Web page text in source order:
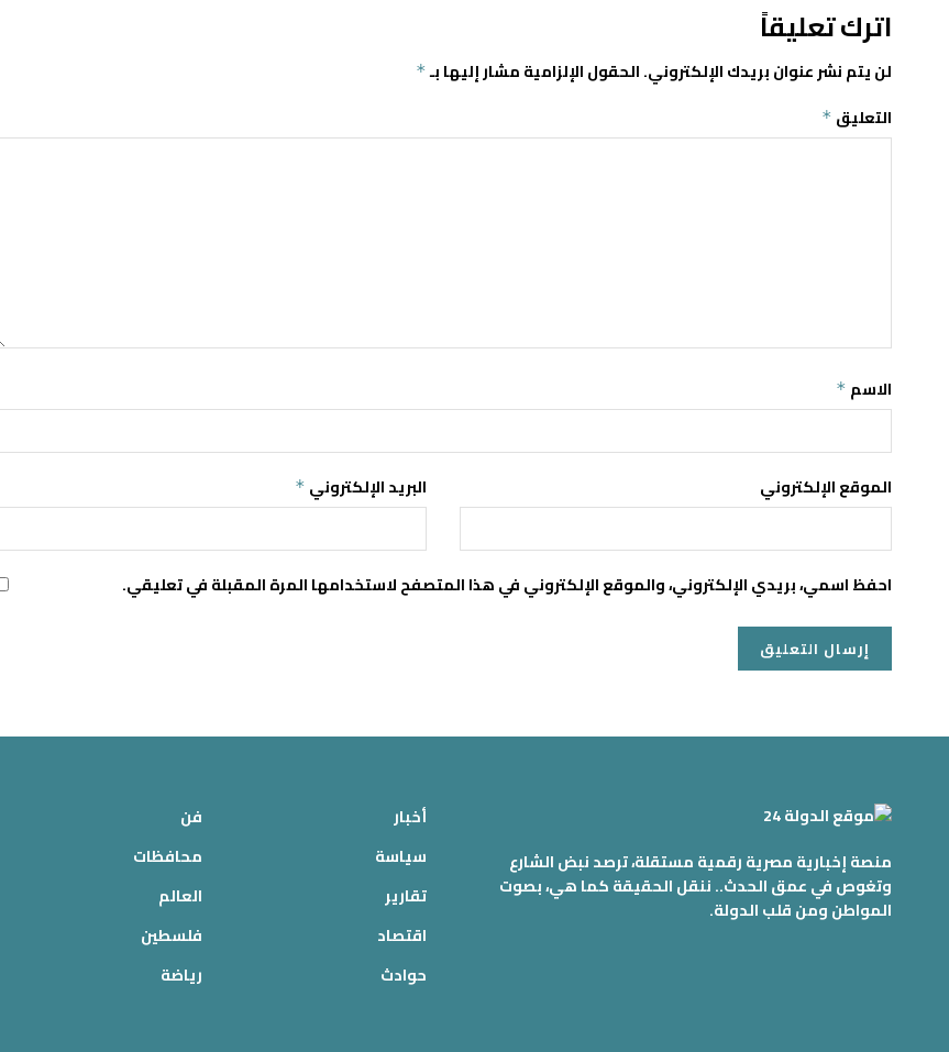
اترك تعليقاً
لن يتم نشر عنوان بريدك الإلكتروني.الحقول الإلزامية مشار إليها بـ *
التعليق *
الاسم *
البريد الإلكتروني * الموقع الإلكتروني
احفظ اسمي، بريدي الإلكتروني، والموقع الإلكتروني في هذا المتصفح لاستخدامها المرة المقبلة في تعليقي.
منصة إخبارية مصرية رقمية مستقلة، ترصد نبض الشارع
وتغوص في عمق الحدث.. ننقل الحقيقة كما هي، بصوت
المواطن ومن قلب الدولة.
أخبار
سياسة
تقارير
اقتصاد
حوادث
فن
محافظات
العالم
فلسطين
رياضة